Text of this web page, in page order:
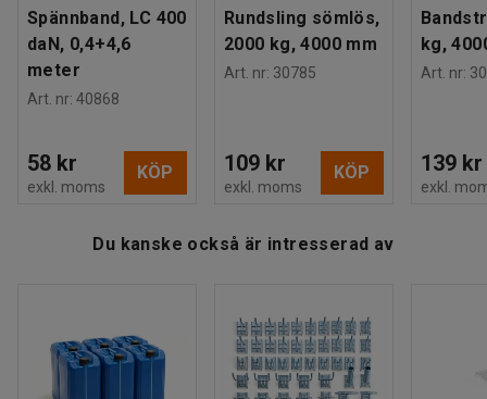
Spännband, LC 400
daN, 0,4+4,6
meter
Art. nr: 40868
58 kr
exkl. moms
KÖP
Rundsling sömlös,
2000 kg, 4000 mm
Art. nr: 30785
109 kr
exkl. moms
KÖP
kg,
Art. nr:
139 kr
exkl.
Du kanske också är intresserad av